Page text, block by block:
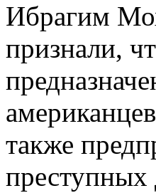
Ибрагим
признали,
также
преступных